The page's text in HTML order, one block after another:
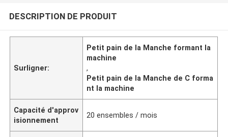
DESCRIPTION DE PRODUIT
Surligner:
Petit pain de la Manche formant la
machine
,
Petit pain de la Manche de C forma
nt la machine
Capacité d'approv
isionnement
20 ensembles / mois